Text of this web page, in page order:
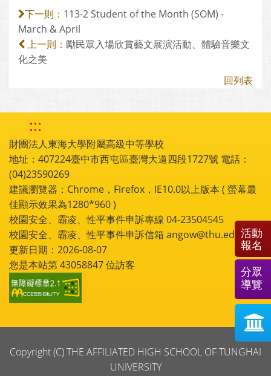
下一則： 113-2 Student of the Month (SOM) -
March & April
上一則： 勵民眾入場欣賞藝文展演活動、體驗音樂文
化之美
回列表
:::
財團法人東海大學附屬高級中等學校
地址：407224臺中市西屯區臺灣大道四段1727號 電話：
(04)23590269
建議瀏覽器：Chrome，Firefox，IE10.0以上版本 ( 螢幕最
佳顯示效果為1280*960 )
校園安全、霸凌、性平事件申訴專線 04-23504545
校園安全、霸凌、性平事件申訴信箱 angow@thu.edu.tw
更新日期：2026-08-07
您是本站第43058847位訪客
Copyright (C) THE AFFILIATED HIGH SCHOOL OF TUNGHAI
UNIVERSITY
活動
報名
分眾
導覽